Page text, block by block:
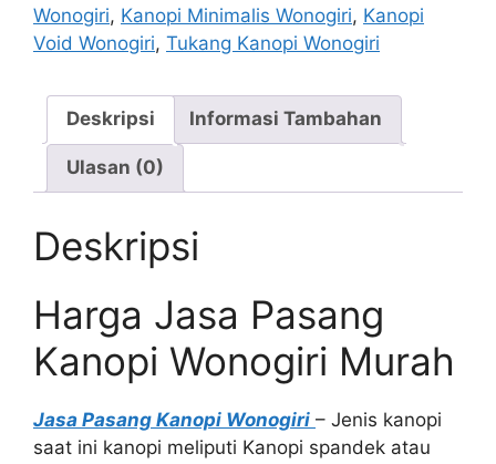
Wonogiri, Kanopi Minimalis Wonogiri, Kanopi
Void Wonogiri, Tukang Kanopi Wonogiri
Deskripsi Informasi Tambahan
Ulasan (0)
Deskripsi
Harga Jasa Pasang
Kanopi Wonogiri Murah
Jasa Pasang Kanopi Wonogiri – Jenis kanopi
saat ini kanopi meliputi Kanopi spandek atau